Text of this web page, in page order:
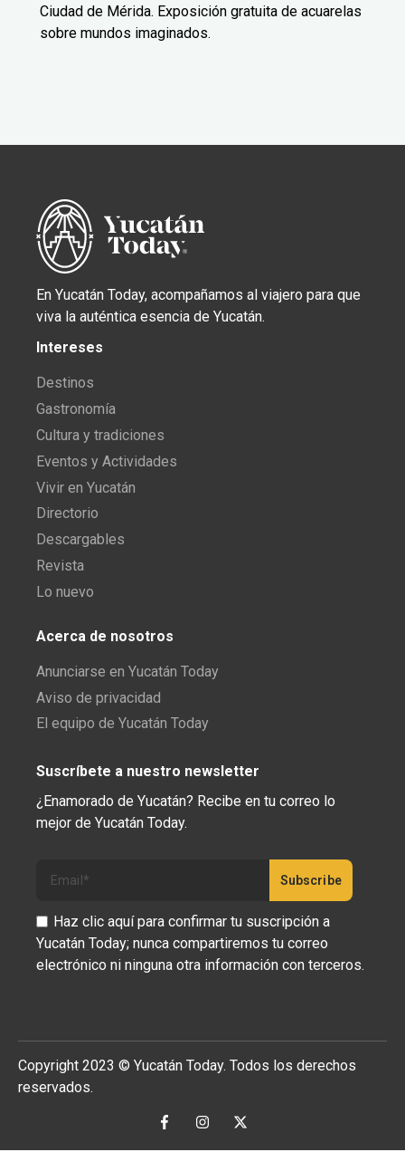
Ciudad de Mérida. Exposición gratuita de acuarelas
sobre mundos imaginados.
En Yucatán Today, acompañamos al viajero para que
viva la auténtica esencia de Yucatán.
Intereses
Destinos
Gastronomía
Cultura y tradiciones
Eventos y Actividades
Vivir en Yucatán
Directorio
Descargables
Revista
Lo nuevo
Acerca de nosotros
Anunciarse en Yucatán Today
Aviso de privacidad
El equipo de Yucatán Today
Suscríbete a nuestro newsletter
¿Enamorado de Yucatán? Recibe en tu correo lo
mejor de Yucatán Today.
Haz clic aquí para confirmar tu suscripción a
Yucatán Today; nunca compartiremos tu correo
electrónico ni ninguna otra información con terceros.
Copyright 2023 © Yucatán Today. Todos los derechos
reservados.